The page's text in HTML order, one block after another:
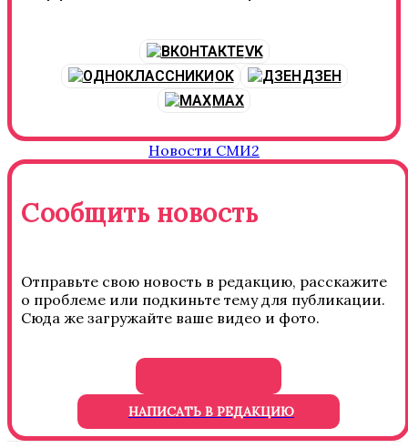
VK
OK
ДЗЕН
MAX
Новости СМИ2
Сообщить новость
Отправьте свою новость в редакцию, расскажите
о проблеме или подкиньте тему для публикации.
Сюда же загружайте ваше видео и фото.
НАПИСАТЬ В РЕДАКЦИЮ